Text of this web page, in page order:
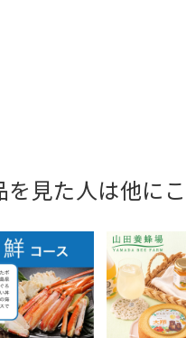
を見た人は他に